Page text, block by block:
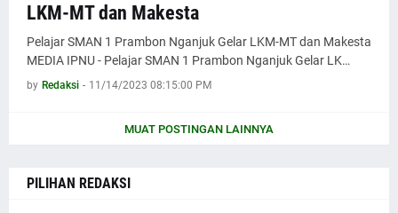
LKM-MT dan Makesta
Pelajar SMAN 1 Prambon Nganjuk Gelar LKM-MT dan Makesta
MEDIA IPNU - Pelajar SMAN 1 Prambon Nganjuk Gelar LK…
by Redaksi - 11/14/2023 08:15:00 PM
MUAT POSTINGAN LAINNYA
PILIHAN REDAKSI